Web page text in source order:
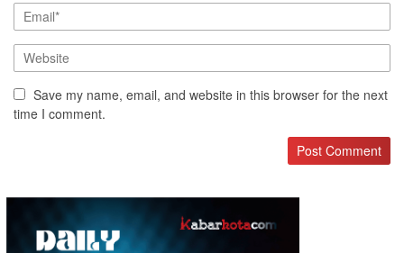
Save my name, email, and website in this browser for the next
time I comment.